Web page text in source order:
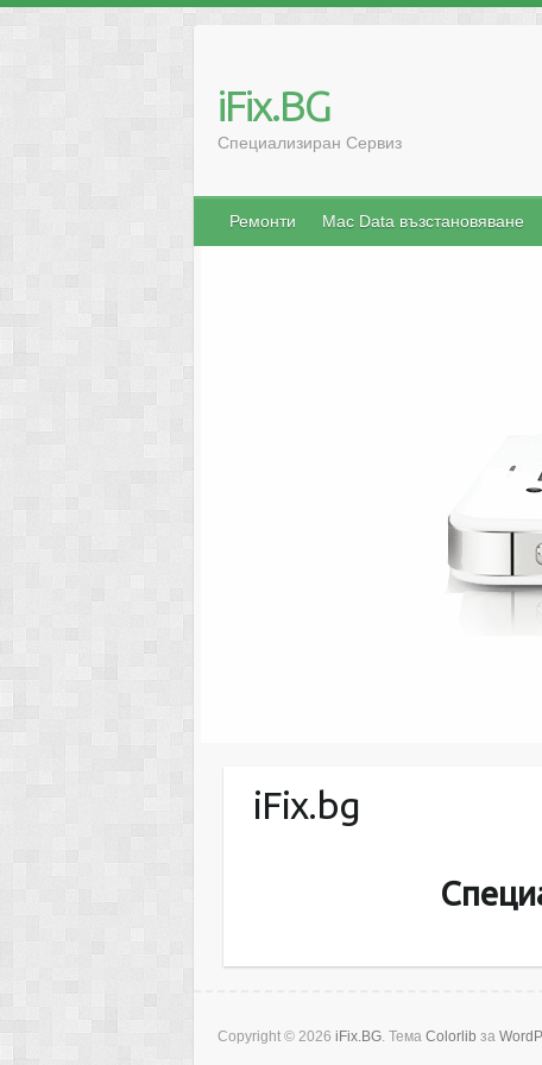
iFix.BG
Специализиран Сервиз
Ремонти Mac Data възстановяване
iFix.bg
Copyright © 2026 iFix.BG. Тема Colorlib за